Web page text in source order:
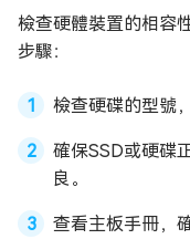
檢查硬體裝置的相容
步驟：
檢查硬碟的型號
確保SSD或硬碟
良。
查看主板手冊，